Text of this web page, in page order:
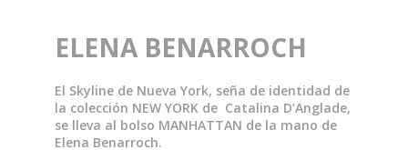
ELENA BENARROCH
El Skyline de Nueva York, seña de identidad de
la colección NEW YORK de Catalina D’Anglade,
se lleva al bolso MANHATTAN de la mano de
Elena Benarroch.